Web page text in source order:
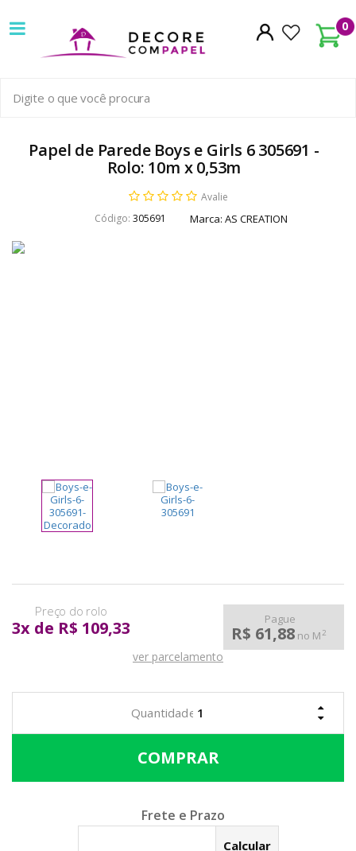
0
Decore
com
papel
pioneira
venda
Papel de Parede Boys e Girls 6 305691 -
Rolo: 10m x 0,53m
Avalie
Código: 305691 Marca: AS CREATION
3x de R$ 109,33 Pague
R$ 61,88 no M2
ver parcelamento
Calcular o Frete